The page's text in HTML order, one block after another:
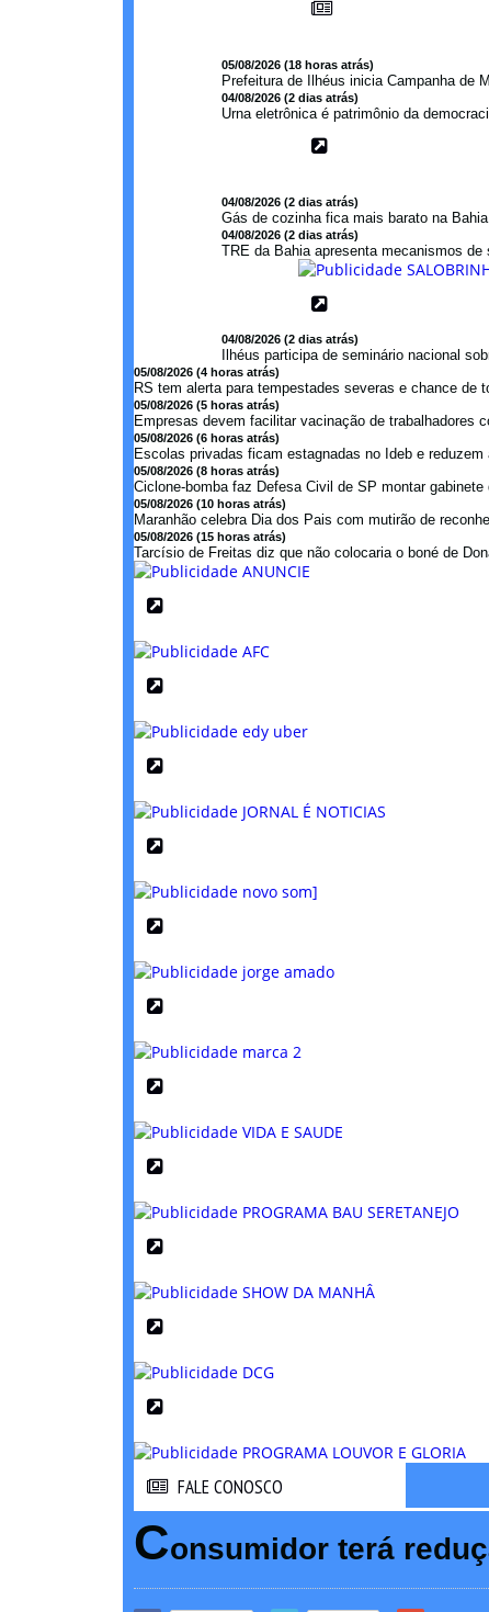
05/08/2026 (18 horas atrás)
Prefeitura de Ilhéus inicia Campanha de
04/08/2026 (2 dias atrás)
Urna eletrônica é patrimônio da
04/08/2026 (2 dias atrás)
Gás de cozinha fica mais barato na
04/08/2026 (2 dias atrás)
TRE da Bahia apresenta mecanismos
04/08/2026 (2 dias atrás)
Ilhéus participa de seminário nacional
05/08/2026 (4 horas atrás)
RS tem alerta para tempestades severas e chance de
05/08/2026 (5 horas atrás)
Empresas devem facilitar vacinação de trabalhadores
05/08/2026 (6 horas atrás)
Escolas privadas ficam estagnadas no Ideb e reduzem
05/08/2026 (8 horas atrás)
Ciclone-bomba faz Defesa Civil de SP montar gabinete
05/08/2026 (10 horas atrás)
Maranhão celebra Dia dos Pais com mutirão de
05/08/2026 (15 horas atrás)
Tarcísio de Freitas diz que não colocaria o boné de
FALE CONOSCO
Consumidor terá